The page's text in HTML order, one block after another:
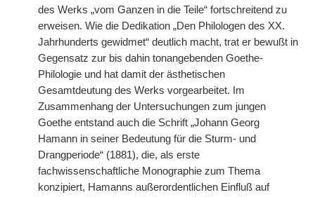
des Werks „vom Ganzen in die Teile“ fortschreitend zu
erweisen. Wie die Dedikation „Den Philologen des XX.
Jahrhunderts gewidmet“ deutlich macht, trat er bewußt in
Gegensatz zur bis dahin tonangebenden Goethe-
Philologie und hat damit der ästhetischen
Gesamtdeutung des Werks vorgearbeitet. Im
Zusammenhang der Untersuchungen zum jungen
Goethe entstand auch die Schrift „Johann Georg
Hamann in seiner Bedeutung für die Sturm- und
Drangperiode“ (1881), die, als erste
fachwissenschaftliche Monographie zum Thema
konzipiert, Hamanns außerordentlichen Einfluß auf